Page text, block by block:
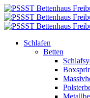
Zum
Inhalt
springen
Schlafen
Betten